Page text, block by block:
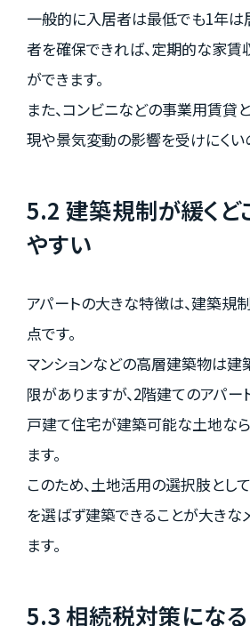
一般的に入居者は最低でも1年は
者を確保できれば、定期的な家賃
ができます。
また、コンビニなどの事業用賃貸
現や景気変動の影響を受けにくい
5.2 建築規制が緩くど
やすい
アパートの大きな特徴は、建築規
点です。
マンションなどの高層建築物は建
限がありますが、2階建てのアパー
戸建て住宅が建築可能な土地な
ます。
このため、土地活用の選択肢とし
を選ばず建築できることが大きな
ます。
5.3 相続税対策になる